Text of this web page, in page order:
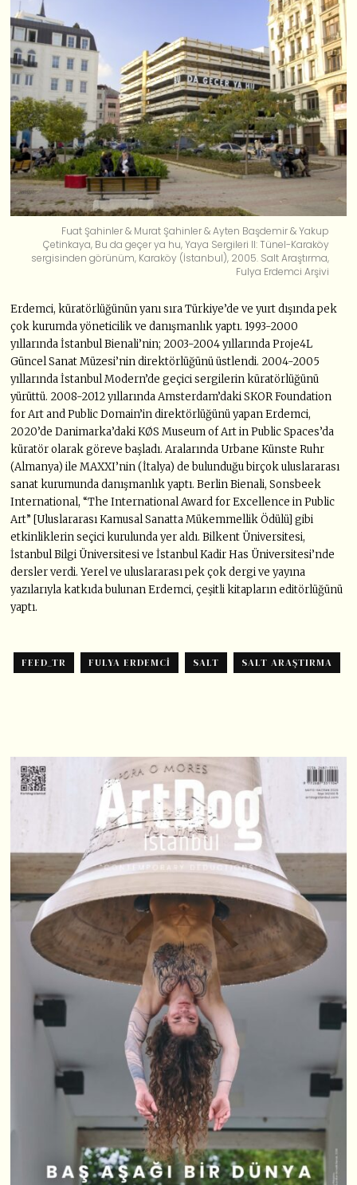
Fuat Şahinler & Murat Şahinler & Ayten Başdemir & Yakup
Çetinkaya, Bu da geçer ya hu, Yaya Sergileri II: Tünel-Karaköy
sergisinden görünüm, Karaköy (İstanbul), 2005. Salt Araştırma,
Fulya Erdemci Arşivi
Erdemci, küratörlüğünün yanı sıra Türkiye’de ve yurt dışında pek
çok kurumda yöneticilik ve danışmanlık yaptı. 1993-2000
yıllarında İstanbul Bienali’nin; 2003-2004 yıllarında Proje4L
Güncel Sanat Müzesi’nin direktörlüğünü üstlendi. 2004-2005
yıllarında İstanbul Modern’de geçici sergilerin küratörlüğünü
yürüttü. 2008-2012 yıllarında Amsterdam’daki SKOR Foundation
for Art and Public Domain’in direktörlüğünü yapan Erdemci,
2020’de Danimarka’daki KØS Museum of Art in Public Spaces’da
küratör olarak göreve başladı. Aralarında Urbane Künste Ruhr
(Almanya) ile MAXXI’nin (İtalya) de bulunduğu birçok uluslararası
sanat kurumunda danışmanlık yaptı. Berlin Bienali, Sonsbeek
International, “The International Award for Excellence in Public
Art” [Uluslararası Kamusal Sanatta Mükemmellik Ödülü] gibi
etkinliklerin seçici kurulunda yer aldı. Bilkent Üniversitesi,
İstanbul Bilgi Üniversitesi ve İstanbul Kadir Has Üniversitesi’nde
dersler verdi. Yerel ve uluslararası pek çok dergi ve yayına
yazılarıyla katkıda bulunan Erdemci, çeşitli kitapların editörlüğünü
yaptı.
FEED_TR FULYA ERDEMCI SALT SALT ARAŞTIRMA